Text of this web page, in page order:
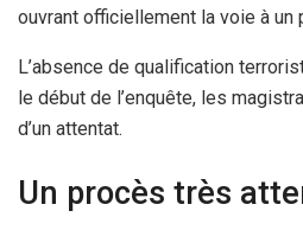
ouvrant officiellement la voie à un
L’absence de qualification
le début de l’enquête, les
d’un attentat.
Un procès très